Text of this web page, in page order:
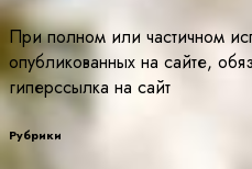
При полном или частичном
опубликованных на сайте,
гиперссылка на сайт
Рубрики